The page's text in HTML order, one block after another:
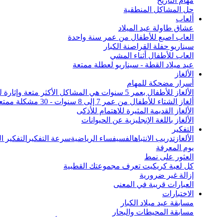
حل المشاكل المنطقية
ألعاب
عشاق طاولة عيد الميلاد
العاب اصبع للأطفال من عمر سنة واحدة
سيناريو حفلة القراصنة الكبار
العاب للأطفال أثناء المشي
عيد ميلاد القطة - سيناريو لعطلة ممتعة
الألغاز
أسرار مضحكة للمهام
الألغاز للأطفال بعمر 5 سنوات هي المشاكل الأكثر متعة وإثارة للاهتمام من جميع أنحاء العالم
ألغاز الشتاء للأطفال من عمر 7 إلى 8 سنوات - 30 مشكلة ممتعة
الألغاز القديمة المثيرة للاهتمام للأذكى
الألغاز باللغة الإنجليزية عن الحيوانات
التفكير
الألغاز تدريب الانتباهالفسيفساء الرياضيةسرعة التفكير
يوم المعرفة
العثور على نمط
كل لعبة كريكيت تعرف مجموعتك القطبية
إزالة غير ضرورية
العبارات قريبة في المعنى
الاختبارات
مسابقة عيد ميلاد الكبار
مسابقة المحيطات والبحار